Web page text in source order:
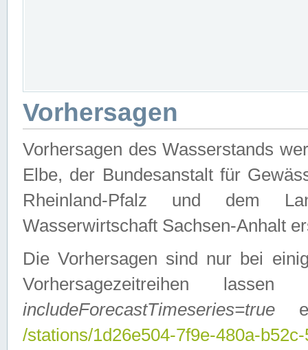
Vorhersagen
Vorhersagen des Wasserstands
Elbe, der Bundesanstalt für
Rheinland-Pfalz und dem
Wasserwirtschaft Sachsen-Anhalt
Die Vorhersagen sind nur bei
Vorhersagezeitreihen
includeForecastTimeseries=true
/stations/1d26e504-7f9e-480a-